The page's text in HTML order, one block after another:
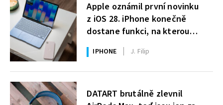
Apple oznámil první novinku
z iOS 28. iPhone konečně
dostane funkci, na kterou
uživatelé Windows čekají roky
IPHONE J. Filip
DATART brutálně zlevnil